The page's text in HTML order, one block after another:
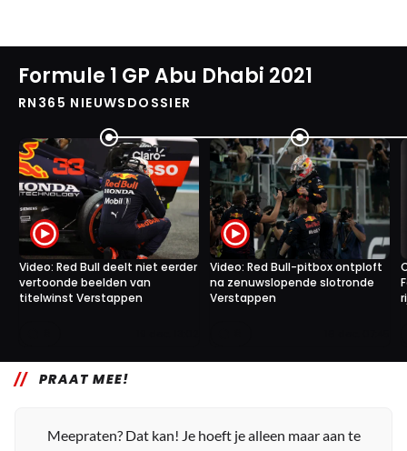
Formule 1 GP Abu Dhabi 2021
RN365 NIEUWSDOSSIER
Video: Red Bull deelt niet eerder
vertoonde beelden van
titelwinst Verstappen
Video: Red Bull-pitbox ontploft
na zenuwslopende slotronde
Verstappen
PRAAT MEE!
Meepraten? Dat kan! Je hoeft je alleen maar aan te